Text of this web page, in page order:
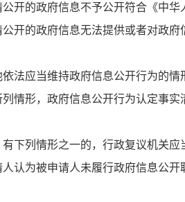
公开的政府信息不予公开符合《中
公开的政府信息无法提供或者对政
依法应当维持政府信息公开行为的情
列情形，政府信息公开行为认定事
下列情形之一的，行政复议机关应
人认为被申请人未履行政府信息公